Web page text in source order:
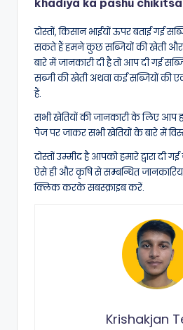
khadiya ka pashu
दोस्तों, किसान भाईयों ऊपर बताई गई
सकते हैं हमने कुछ सब्जियों की खेती और
बारे में जानकारी दी है तो आप दी गई
सब्जी की खेती अथवा कई सब्जियों की
हैं.
सभी खेतियों की जानकारी के लिए आप
पेज पर जाकर सभी खेतियों के बारे में
दोस्तों उम्मीद है आपको हमारे द्वारा दी
ऐसे ही और कृषि से सम्बन्धित
क्लिक करके सबस्क्राइब करें.
Krishakjan